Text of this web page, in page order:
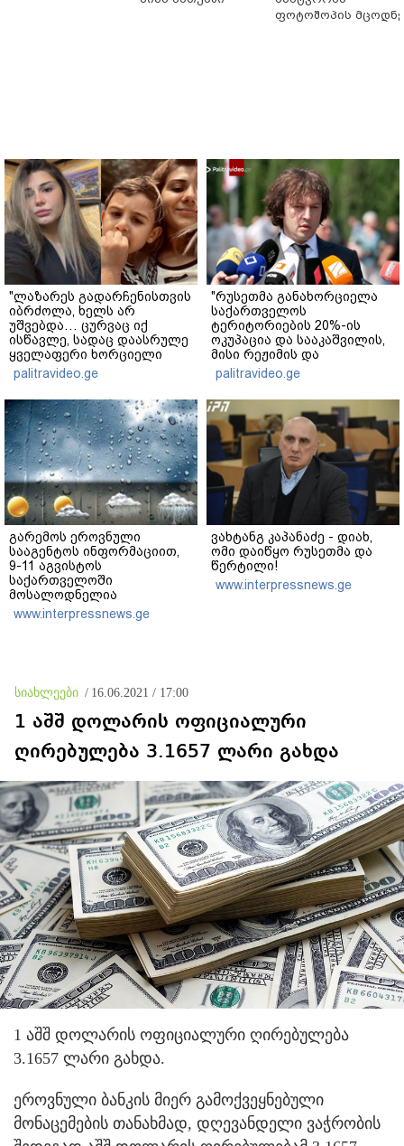
ფოტოშოპის მცოდნე
"ლაზარეს გადარჩენისთვის
იბრძოლა, ხელს არ
უშვებდა… ცურვაც იქ
ისწავლე, სადაც დაასრულე
ყველაფერი ხორციელი
ცხოვრებიდან" – რას წერს
ხობში დაღუპული დედა-
შვილის ახლობელი?
palitravideo.ge
"რუსეთმა განახორციელა
საქართველოს
ტერიტორიების 20%-ის
ოკუპაცია და სააკაშვილის,
მისი რეჟიმის და
"ნაცმოძრაობის" ღალატი
ვერანაირად ვერ
გადაფარავს ამ
დანაშაულს" - ირაკლი
კობახიძე
palitravideo.ge
გარემოს ეროვნული
სააგენტოს ინფორმაციით,
9-11 აგვისტოს
საქართველოში
მოსალოდნელია
დროგამოშვებით წვიმა
www.interpressnews.ge
ვახტანგ კაპანაძე - დიახ,
ომი დაიწყო რუსეთმა და
წერტილი!
www.interpressnews.ge
სიახლეები / 16.06.2021 / 17:00
1 აშშ დოლარის ოფიციალური
ღირებულება 3.1657 ლარი გახდა
1 აშშ დოლარის ოფიციალური ღირებულება
3.1657 ლარი გახდა.
ეროვნული ბანკის მიერ გამოქვეყნებული
მონაცემების თანახმად, დღევანდელი ვაჭრობის